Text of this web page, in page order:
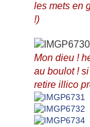
les mets en
!)
Mon dieu !
au boulot !
retire illico